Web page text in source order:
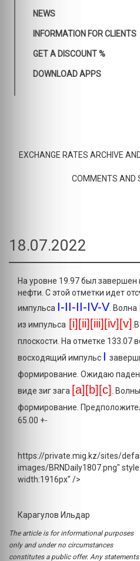
NEWS
INFORMATION FOR CLIENTS
GET A DISCOUNT %
DOWNLOAD APPS
EXCHANGE RATES ARCHIVE
COMMENTS AND
18.07.2022
На уровне 19.97 был
нефти. С этой отметки идет
импульса I-II-II-IV-V . Волна
из импульса [i][ii][iii][iv][v]
плоскости. На отметке 133.07
восходящий импульс I
формирование. Ожидаю
виде зиг зага [a][b][c] . Волны
формирование.
65.00 +-
https://private.mig.kz/sites/
images/BRNDaily1807.png"
width:1916px" />
Карагулов Ильдар
The article is for informational purposes
only and under no circumstances
constitutes a public offer. Any